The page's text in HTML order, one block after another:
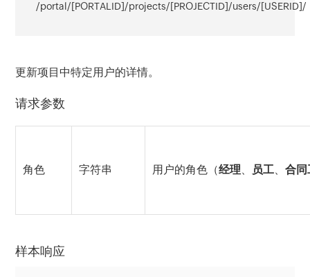
/portal/[PORTALID]/projects/[PROJECTID]/users/[USERID]/
更新项目中特定用户的详情。
请求参数
角色 字符串 用户的角色（经理、 员工、合同
样本响应